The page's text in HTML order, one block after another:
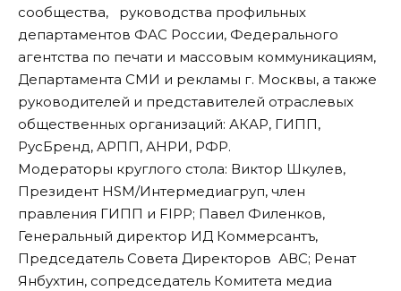
сообщества, руководства профильных
департаментов ФАС России, Федерального
агентства по печати и массовым коммуникациям,
Департамента СМИ и рекламы г. Москвы, а также
руководителей и представителей отраслевых
общественных организаций: АКАР, ГИПП,
РусБренд, АРПП, АНРИ, РФР.
Модераторы круглого стола: Виктор Шкулев,
Президент HSM/Интермедиагруп, член
правления ГИПП и FIPP; Павел Филенков,
Генеральный директор ИД Коммерсантъ,
Председатель Совета Директоров АВС; Ренат
Янбухтин, сопредседатель Комитета медиа